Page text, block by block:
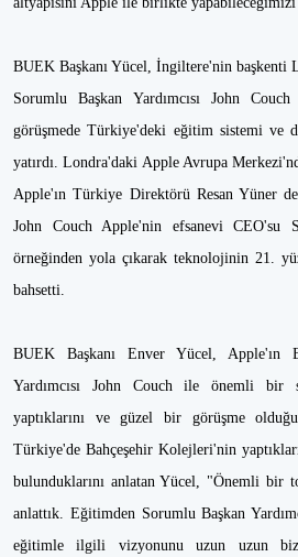
BUEK Başkanı Yücel, İngiltere'nin başkenti
Sorumlu Başkan Yardımcısı John
görüşmede Türkiye'deki eğitim sistemi ve
yatırdı. Londra'daki Apple Avrupa
Apple'ın Türkiye Direktörü Resan Yüner de
John Couch Apple'nin efsanevi CEO'su
örneğinden yola çıkarak teknolojinin 21.
bahsetti.
BUEK Başkanı Enver Yücel, Apple'ın
Yardımcısı John Couch ile önemli bir
yaptıklarını ve güzel bir görüşme
Türkiye'de Bahçeşehir Kolejleri'nin
bulunduklarını anlatan Yücel, "Önemli bir
anlattık. Eğitimden Sorumlu Başkan
eğitimle ilgili vizyonunu uzun uzun